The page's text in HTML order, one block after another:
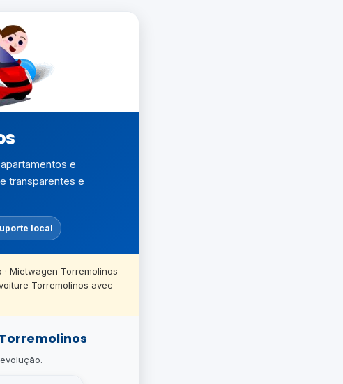
e
transparentes e
local
Mietwagen Torremolinos
Torremolinos avec